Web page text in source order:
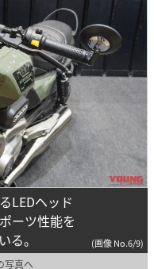
LEDヘッド
ーツ性能を
る。
(画像 No.6/9)
写真へ